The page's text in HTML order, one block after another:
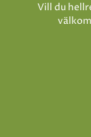
Vill du